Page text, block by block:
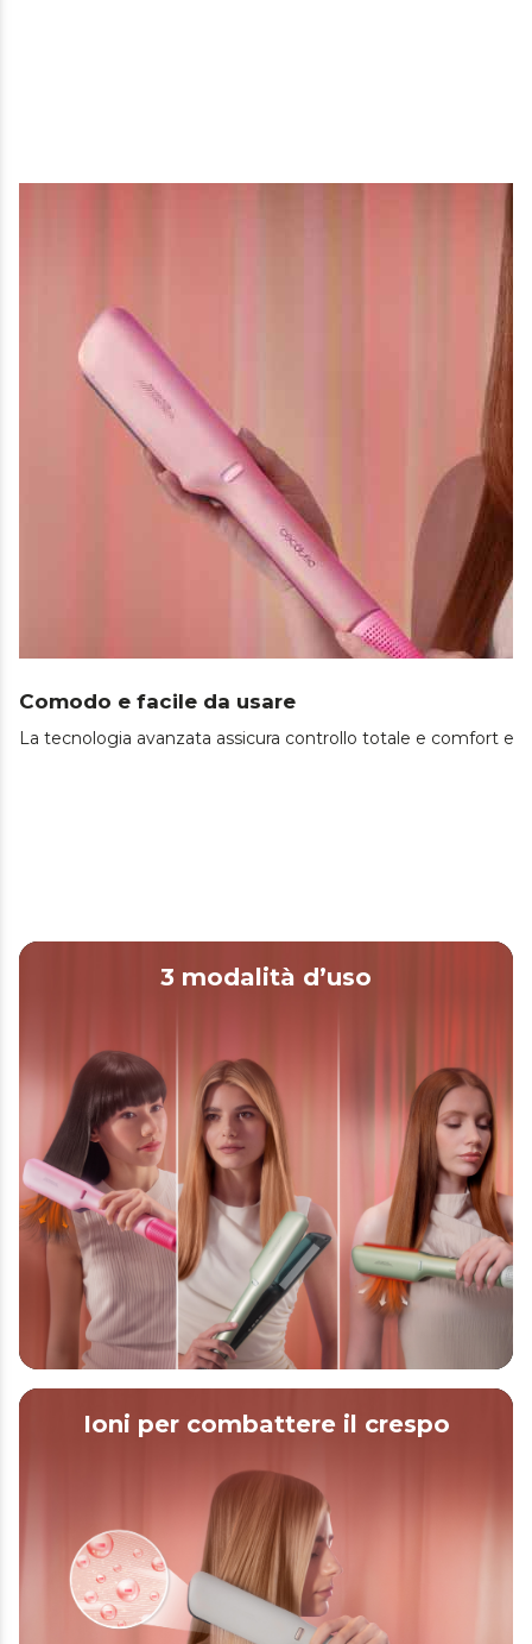
Comodo e facile da usare
La tecnologia avanzata assicura controllo totale e comfort
3 modalità d’uso
Ioni per combattere il crespo